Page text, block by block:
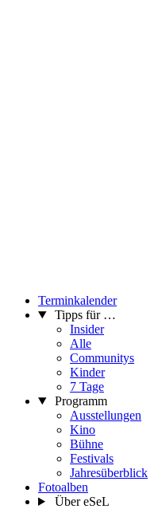
Terminkalender
Tipps für …
Insider
Alle
Communitys
Kinder
7 Tage
Programm
Ausstellungen
Kino
Bühne
Festivals
Jahresüberblick
Fotoalben
Über eSeL